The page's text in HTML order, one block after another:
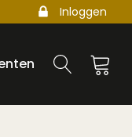
Inloggen